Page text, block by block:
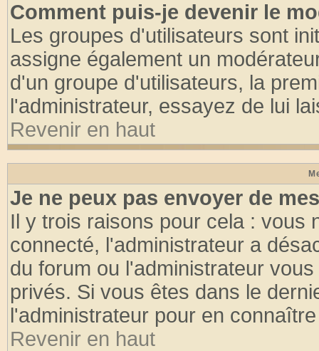
Comment puis-je devenir le
Les groupes d'utilisateurs sont
assigne également un
d'un groupe d'utilisateurs, la
l'administrateur, essayez de lui
Revenir en haut
Je ne peux pas envoyer de
Il y trois raisons pour cela : vous
connecté, l'administrateur a
du forum ou l'administrateur
privés. Si vous êtes dans le
l'administrateur pour en
Revenir en haut